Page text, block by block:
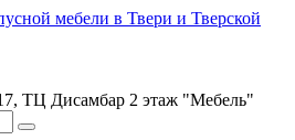
ТЦ Дисамбар 2 этаж "Мебель"